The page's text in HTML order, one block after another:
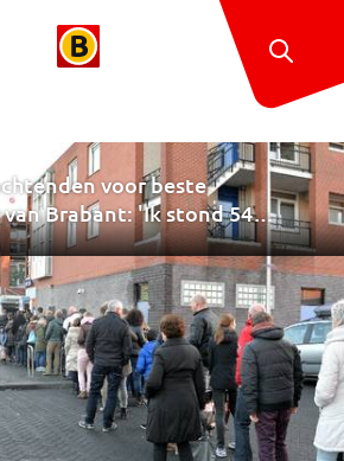
voor beste
Brabant: 'Ik stond 54